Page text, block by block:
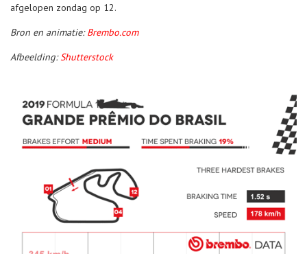
afgelopen zondag op 12.
Bron en animatie:Brembo.com
Afbeelding:Shutterstock